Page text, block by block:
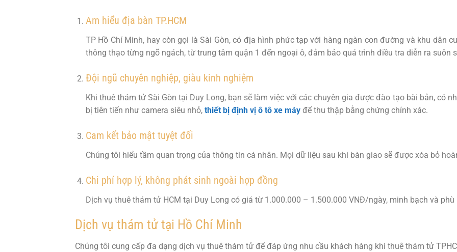
Am hiểu địa bàn TP.HCM
TP Hồ Chí Minh, hay còn gọi là Sài Gòn, có địa hình phức tạp với hàng ngàn con đường và khu dân
thông thạo từng ngõ ngách, từ trung tâm quận 1 đến ngoại ô, đảm bảo quá trình điều tra diễn ra suôn
Đội ngũ chuyên nghiệp, giàu kinh nghiệm
Khi thuê thám tử Sài Gòn tại Duy Long, bạn sẽ làm việc với các chuyên gia được đào tạo bài bản, có
bị tiên tiến như camera siêu nhỏ, thiết bị định vị ô tô xe máyđể thu thập bằng chứng chính xác.
Cam kết bảo mật tuyệt đối
Chúng tôi hiểu tầm quan trọng của thông tin cá nhân. Mọi dữ liệu sau khi bàn giao sẽ được xóa bỏ
Chi phí hợp lý, không phát sinh ngoài hợp đồng
Dịch vụ thuê thám tử HCM tại Duy Long có giá từ 1.000.000 – 1.500.000 VNĐ/ngày, minh bạch và
Dịch vụ thám tử tại Hồ Chí Minh
Chúng tôi cung cấp đa dạng dịch vụ thuê thám tử để đáp ứng nhu cầu khách hàng khi thuê thám tử